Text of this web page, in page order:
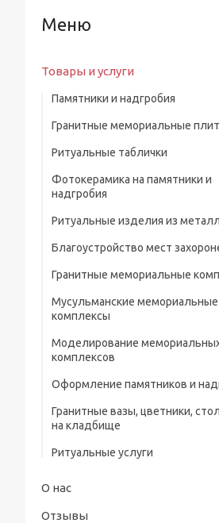
Товары и услуги
Памятники и надгробия
Гранитные мемориальные
Мусульманские
Мемориальные плиты
Ритуальные таблички
Фотокерамика на памятники и
надгробия
Ритуальные изделия из
Металлические ограды на
Металлические кресты на
Металлические изделия и
кладбище
Металлические цветники на
Благоустройство мест
Гранитные мемориальные
Мусульманские мемориальные
комплексы
Моделирование
комплексов
Оформление памятников и
Портреты на памятники и
Гранитные вазы, цветники,
на кладбище
Ритуальные услуги
О нас
Отзывы